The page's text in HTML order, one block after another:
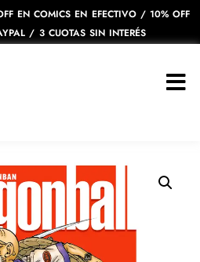
EN COMICS EN EFECTIVO / 10% OFF
/ 3 CUOTAS SIN INTERÉS